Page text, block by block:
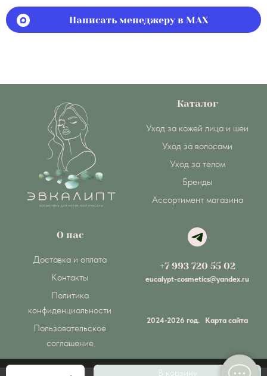
В корзину
Написать менеджеру в MAX
Каталог
Уход за кожей лица и шеи
Уход за волосами
Уход за телом
Бренды
Ассортимент магазина
О нас
Доставка и оплата
Контакты
Политика
конфиденциальности
Пользовательское
соглашение
+7 993 720 55 02
eucalypt-cosmetics@yandex.ru
2024-2026 год. Карта сайта